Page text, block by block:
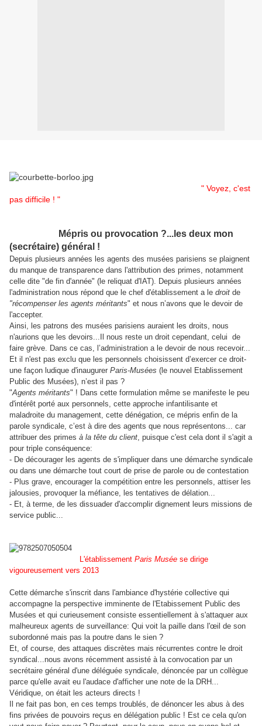
" Voyez, c'est
pas difficile ! "
Mépris ou provocation ?...les deux mon
(secrétaire) général !
Depuis plusieurs années les agents des musées parisiens se plaignent
du manque de transparence dans l'attribution des primes, notamment
celle dite "de fin d'année" (le reliquat d'IAT). Depuis plusieurs années
l'administration nous répond que le chef d'établissement a le droit de
"récompenser les agents méritants" et nous n’avons que le devoir de
l'accepter.
Ainsi, les patrons des musées parisiens auraient les droits, nous
n'aurions que les devoirs...Il nous reste un droit cependant, celui de
faire grève. Dans ce cas, l’administration a le devoir de nous recevoir...
Et il n'est pas exclu que les personnels choisissent d’exercer ce droit-
une façon ludique d'inaugurer Paris-Musées (le nouvel Etablissement
Public des Musées), n’est il pas ?
"Agents méritants" ! Dans cette formulation même se manifeste le peu
d'intérêt porté aux personnels, cette approche infantilisante et
maladroite du management, cette dénégation, ce mépris enfin de la
parole syndicale, c’est à dire des agents que nous représentons... car
attribuer des primes à la tête du client, puisque c'est cela dont il s'agit a
pour triple conséquence:
- De décourager les agents de s'impliquer dans une démarche syndicale
ou dans une démarche tout court de prise de parole ou de contestation
- Plus grave, encourager la compétition entre les personnels, attiser les
jalousies, provoquer la méfiance, les tentatives de délation...
- Et, à terme, de les dissuader d'accomplir dignement leurs missions de
service public...
L'établissement Paris Musée se dirige
vigoureusement vers 2013
Cette démarche s'inscrit dans l'ambiance d'hystérie collective qui
accompagne la perspective imminente de l'Etabissement Public des
Musées et qui curieusement consiste essentiellement à s'attaquer aux
malheureux agents de surveillance: Qui voit la paille dans l'œil de son
subordonné mais pas la poutre dans le sien ?
Et, of course, des attaques discrètes mais récurrentes contre le droit
syndical...nous avons récemment assisté à la convocation par un
secrétaire général d'une déléguée syndicale, dénoncée par un collègue
parce qu'elle avait eu l'audace d'afficher une note de la DRH...
Véridique, on était les acteurs directs !
Il ne fait pas bon, en ces temps troublés, de dénoncer les abus à des
fins privées de pouvoirs reçus en délégation public ! Est ce cela qu'on